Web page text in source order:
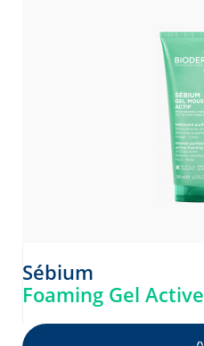
Sébium
Foaming Gel Active